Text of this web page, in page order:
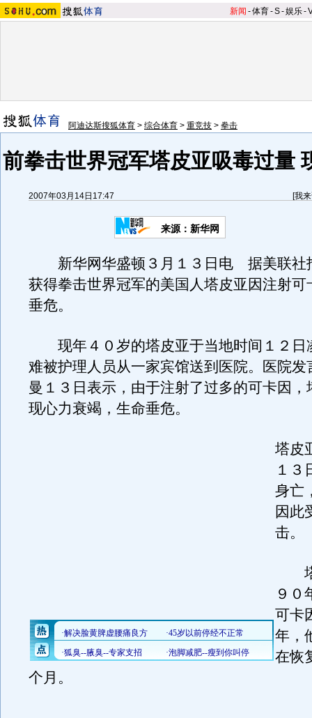
新闻 -体育-S-娱乐-
阿迪达斯搜狐体育 > 综合体育 > 重竞技 > 拳击
前拳击世界冠军塔皮亚吸毒过量
2007年03月14日17:47 [我
来源：新华网
新华网华盛顿３月１３日电 据美联社
获得拳击世界冠军的美国人塔皮亚因注射可
垂危。
现年４０岁的塔皮亚于当地时间１２日
难被护理人员从一家宾馆送到医院。医院发
曼１３日表示，由于注射了过多的可卡因，
现心力衰竭，生命垂危。
塔皮
１３
身亡
因此
击。
塔
９０
可卡
年，
在恢
个月。